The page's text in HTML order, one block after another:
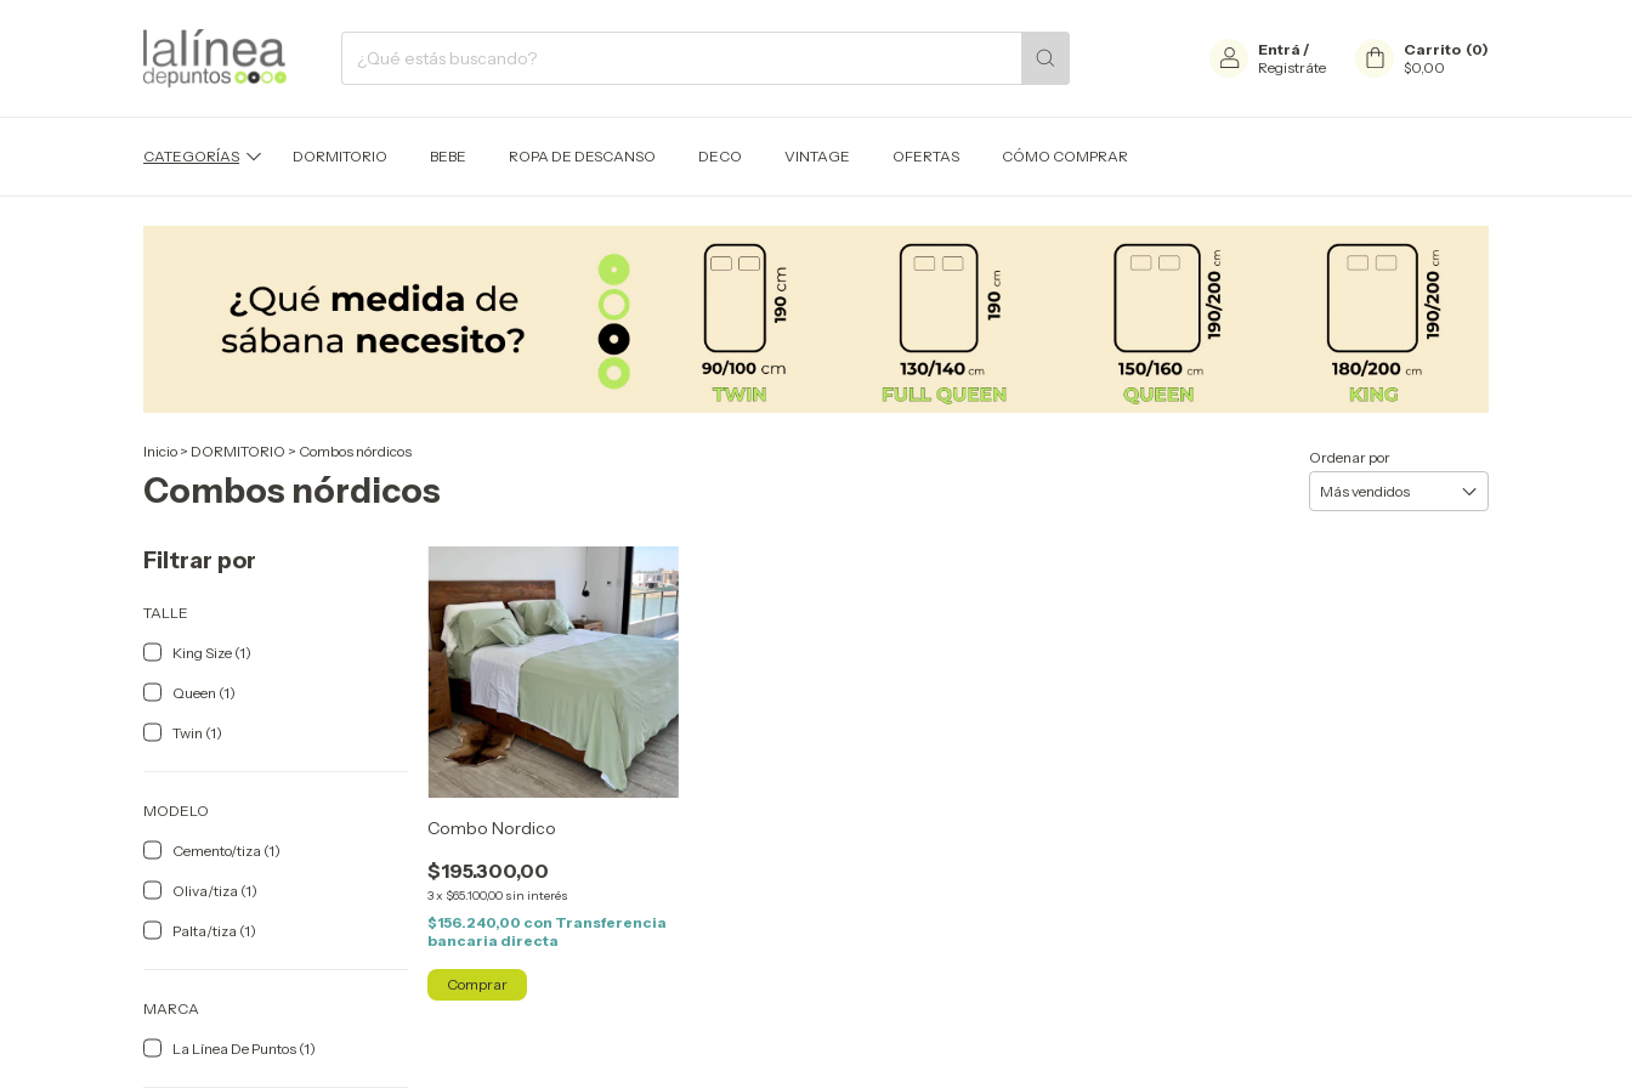
Entrá /
Registráte
Carrito (0)
$0,00
CATEGORÍAS DORMITORIO BEBE ROPA DE DESCANSO DECO VINTAGE OFERTAS CÓMO COMPRAR
Inicio > DORMITORIO > Combos nórdicos
Combos nórdicos
Ordenar por
Filtrar por
TALLE
King Size (1)
Queen (1)
Twin (1)
MODELO
Cemento/tiza (1)
Oliva/tiza (1)
Palta/tiza (1)
MARCA
La Línea De Puntos (1)
Combo Nordico
$195.300,00
3x $65.100,00 sin interés
$156.240,00 con Transferencia
bancaria directa
Comprar